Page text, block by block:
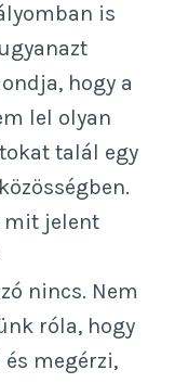
is
hogy a
lel olyan
talál egy
mit jelent
nincs. Nem
róla, hogy
megérzi,